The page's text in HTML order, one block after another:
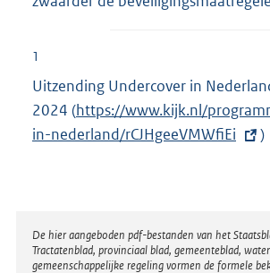
1
Uitzending Undercover in
2024 (E
x
n
e
https://www.kijk.nl/
in-nederland/rCJHgeeVMWfiEi
)
Disclaimer
De hier aangeboden pdf-bestanden van het
Tractatenblad, provinciaal blad, gemeenteblad,
gemeenschappelijke regeling vormen de formele